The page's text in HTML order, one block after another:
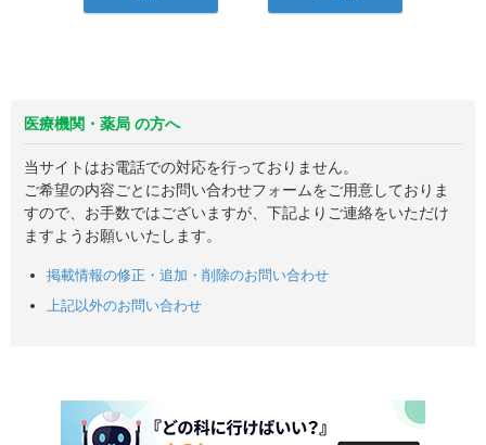
医療機関・薬局 の方へ
当サイトはお電話での対応を行っておりません。
ご希望の内容ごとにお問い合わせフォームをご用意しておりま
すので、お手数ではございますが、下記よりご連絡をいただけ
ますようお願いいたします。
掲載情報の修正・追加・削除のお問い合わせ
上記以外のお問い合わせ